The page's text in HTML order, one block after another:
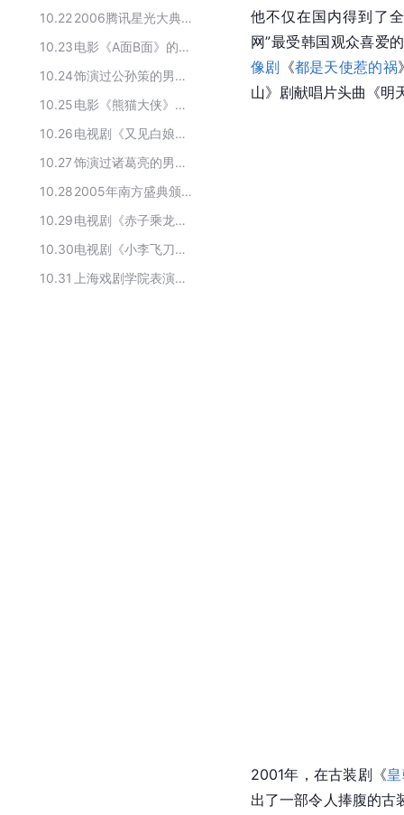
10.22
2006腾讯星光大典获奖者
10.23
电影《A面B面》的主要演员
10.24
饰演过公孙策的男演员
10.25
电影《熊猫大侠》的主要演员
10.26
电视剧《又见白娘子》主要演员
10.27
饰演过诸葛亮的男演员
10.28
2005年南方盛典颁奖典礼获奖者
10.29
电视剧《赤子乘龙》的主要演员
10.30
电视剧《小李飞刀》的主要演员
10.31
上海戏剧学院表演系1993级演员
他不仅在国内得到了
网”最受韩国观众喜爱
像剧 《都是天使惹的祸
山》剧献唱片头曲《明
2001年，在古装剧《
出了一部令人捧腹的古